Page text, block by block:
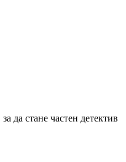
да стане частен детектив